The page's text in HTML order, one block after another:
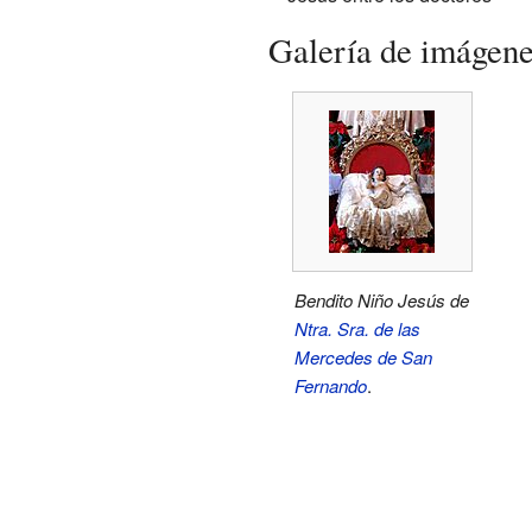
Galería de
Bendito Niño Jesús de
Ntra. Sra. de las
Mercedes de San
Fernando.